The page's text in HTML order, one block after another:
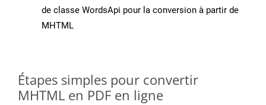
de classe WordsApi pour la conversion à partir de
MHTML
Étapes simples pour convertir
MHTML en PDF en ligne